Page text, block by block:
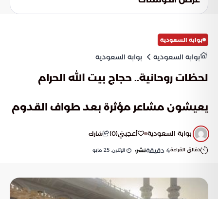
النظافة والجودة في آن واحد.
بوابة السعودية
بوابة السعودية بوابة السعودية
لحظات روحانية.. حجاج بيت الله الحرام
يعيشون مشاعر مؤثرة بعد طواف القدوم
بوابة السعودية أعجبني(
0
) شارك
دقائق القراءة4 دقيقةنشر: الإثنين, 25 مايو